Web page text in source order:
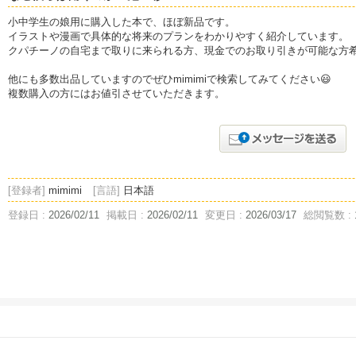
小中学生の娘用に購入した本で、ほぼ新品です。
イラストや漫画で具体的な将来のプランをわかりやすく紹介しています。
クパチーノの自宅まで取りに来られる方、現金でのお取り引きが可能な方
他にも多数出品していますのでぜひmimimiで検索してみてください😃
複数購入の方にはお値引させていただきます。
[登録者] mimimi [言語] 日本語
登録日 : 2026/02/11 掲載日 : 2026/02/11 変更日 : 2026/03/17 総閲覧数 :